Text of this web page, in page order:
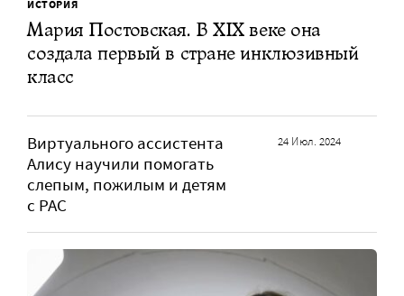
ИСТОРИЯ
Мария Постовская. В XIX веке она
создала первый в стране инклюзивный
класс
Виртуального ассистента
Алису научили помогать
слепым, пожилым и детям
с РАС
24 Июл. 2024